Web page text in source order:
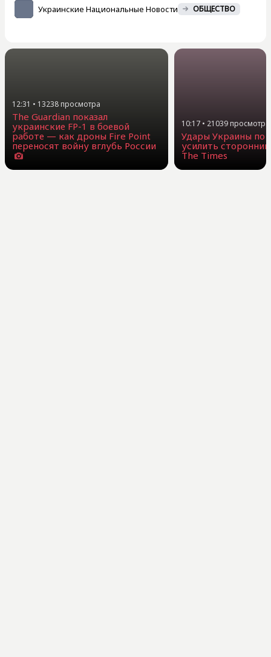
Украинские Национальные Новости ОБЩЕСТВО
12:31 • 13238просмотра
The Guardian показал
украинские FP-1 в боевой
работе — как дроны Fire Point
переносят войну вглубь России
10:17 • 21039просмотра
Удары Украины по
усилить
The Times